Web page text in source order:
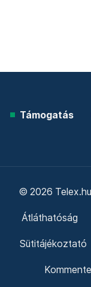
Támogatás
© 2026
Átláthatóság
Sütitájékoztató